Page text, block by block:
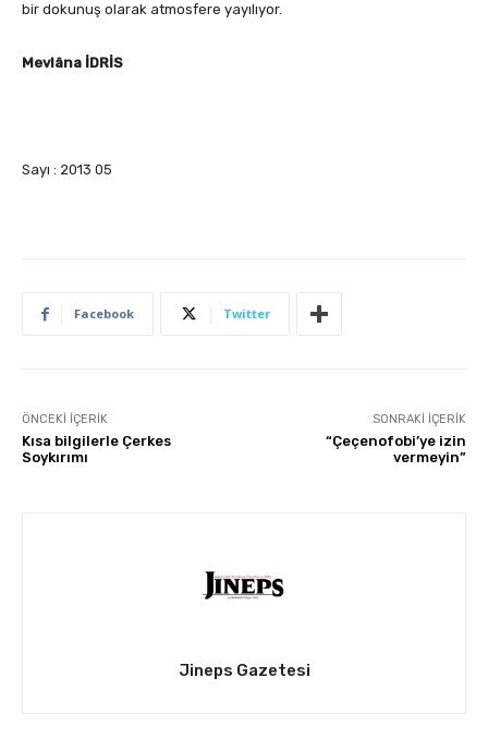
bir dokunuş olarak atmosfere yayılıyor.
Mevlâna İDRİS
Sayı : 2013 05
Facebook Twitter
ÖNCEKI İÇERIK
Kısa bilgilerle Çerkes
Soykırımı
SONRAKI İÇERIK
“Çeçenofobi’ye izin
vermeyin”
Jineps Gazetesi